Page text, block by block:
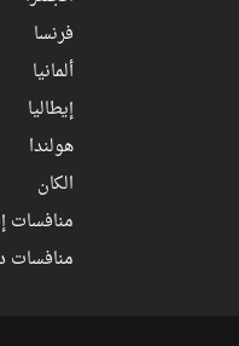
فرنسا
ألمانيا
إيطاليا
هولندا
الكان
منافسات
منافسات